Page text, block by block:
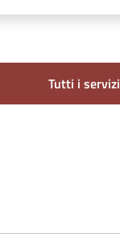
Tutti i servizi